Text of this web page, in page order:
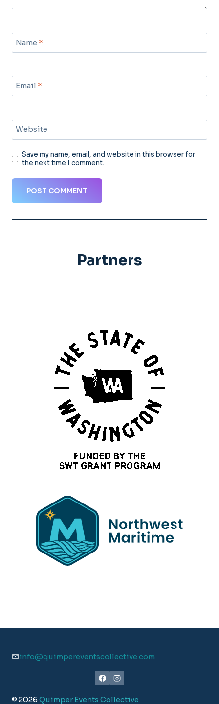
Name *
Email *
Website
Save my name, email, and website in this browser for
the next time I comment.
Partners
info@quimpereventscollective.com
© 2026 Quimper Events Collective